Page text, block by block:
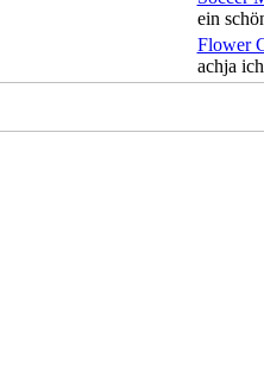
ein
Flower
achja